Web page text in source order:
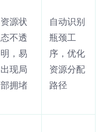
资源状
态不透
明，易
出现局
部拥堵
自动识别
瓶颈工
序，优化
资源分配
路径